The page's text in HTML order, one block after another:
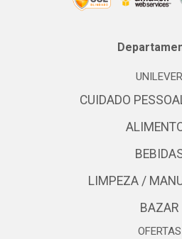
UNILEVER
CUIDADO
LIMPEZA /
BAZAR
OFERTAS